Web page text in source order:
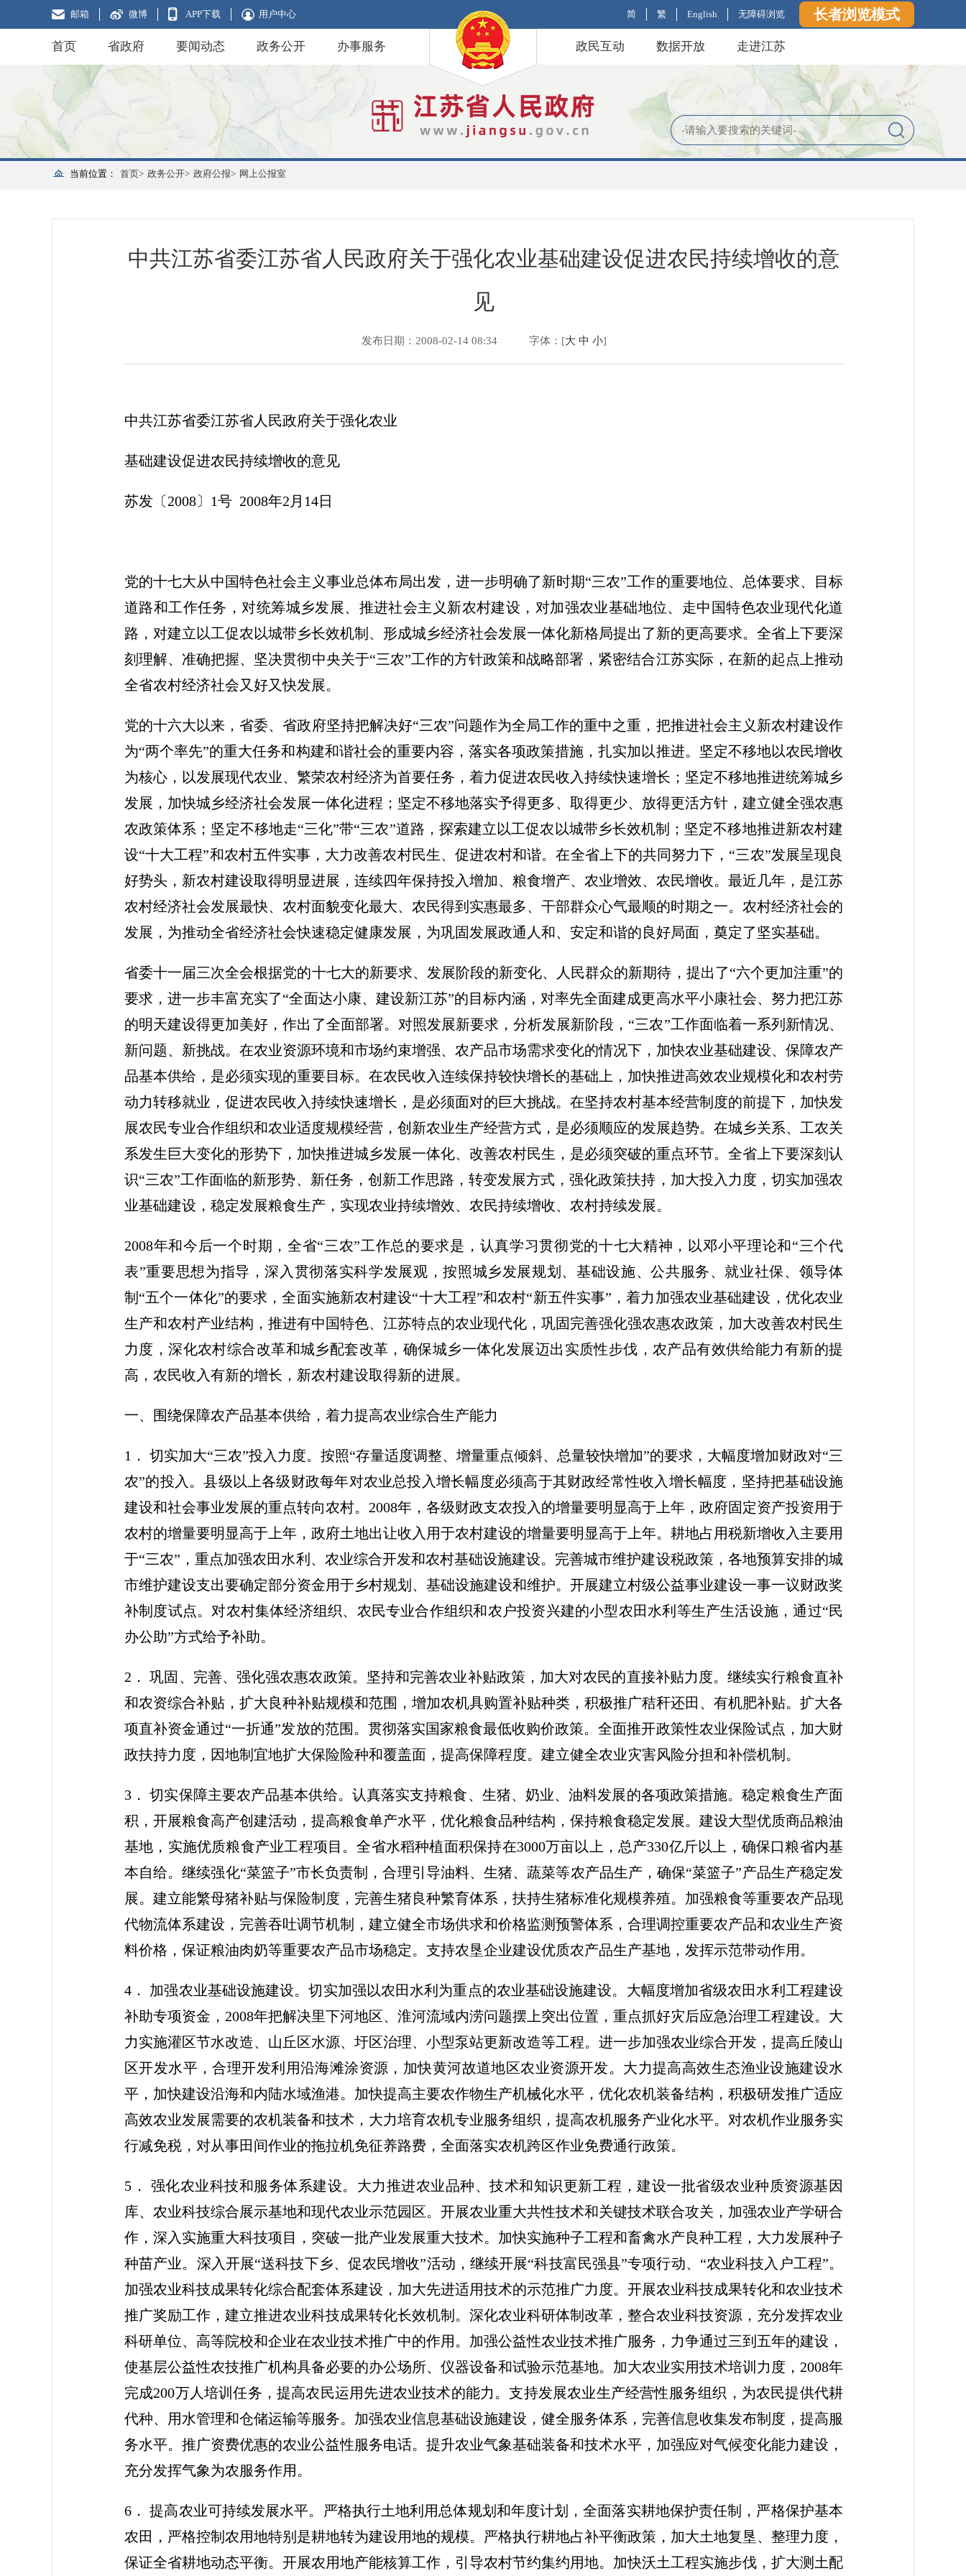
邮箱 微博 APP下载 用户中心 简 繁 English 无障碍浏览 长者浏览模式
首页 省政府 要闻动态 政务公开 办事服务 政民互动 数据开放 走进江苏
当前位置： 首页> 政务公开> 政府公报> 网上公报室
中共江苏省委江苏省人民政府关于强化农业基础建设促进农民持续增收的意
见
发布日期：2008-02-14 08:34 字体：[大 中 小]
中共江苏省委江苏省人民政府关于强化农业
基础建设促进农民持续增收的意见
苏发〔2008〕1号 2008年2月14日
党的十七大从中国特色社会主义事业总体布局出发，进一步明确了新时期“三农”工作的重要地位、总体要求、目标
道路和工作任务，对统筹城乡发展、推进社会主义新农村建设，对加强农业基础地位、走中国特色农业现代化道
路，对建立以工促农以城带乡长效机制、形成城乡经济社会发展一体化新格局提出了新的更高要求。全省上下要深
刻理解、准确把握、坚决贯彻中央关于“三农”工作的方针政策和战略部署，紧密结合江苏实际，在新的起点上推动
全省农村经济社会又好又快发展。
党的十六大以来，省委、省政府坚持把解决好“三农”问题作为全局工作的重中之重，把推进社会主义新农村建设作
为“两个率先”的重大任务和构建和谐社会的重要内容，落实各项政策措施，扎实加以推进。坚定不移地以农民增收
为核心，以发展现代农业、繁荣农村经济为首要任务，着力促进农民收入持续快速增长；坚定不移地推进统筹城乡
发展，加快城乡经济社会发展一体化进程；坚定不移地落实予得更多、取得更少、放得更活方针，建立健全强农惠
农政策体系；坚定不移地走“三化”带“三农”道路，探索建立以工促农以城带乡长效机制；坚定不移地推进新农村建
设“十大工程”和农村五件实事，大力改善农村民生、促进农村和谐。在全省上下的共同努力下，“三农”发展呈现良
好势头，新农村建设取得明显进展，连续四年保持投入增加、粮食增产、农业增效、农民增收。最近几年，是江苏
农村经济社会发展最快、农村面貌变化最大、农民得到实惠最多、干部群众心气最顺的时期之一。农村经济社会的
发展，为推动全省经济社会快速稳定健康发展，为巩固发展政通人和、安定和谐的良好局面，奠定了坚实基础。
省委十一届三次全会根据党的十七大的新要求、发展阶段的新变化、人民群众的新期待，提出了“六个更加注重”的
要求，进一步丰富充实了“全面达小康、建设新江苏”的目标内涵，对率先全面建成更高水平小康社会、努力把江苏
的明天建设得更加美好，作出了全面部署。对照发展新要求，分析发展新阶段，“三农”工作面临着一系列新情况、
新问题、新挑战。在农业资源环境和市场约束增强、农产品市场需求变化的情况下，加快农业基础建设、保障农产
品基本供给，是必须实现的重要目标。在农民收入连续保持较快增长的基础上，加快推进高效农业规模化和农村劳
动力转移就业，促进农民收入持续快速增长，是必须面对的巨大挑战。在坚持农村基本经营制度的前提下，加快发
展农民专业合作组织和农业适度规模经营，创新农业生产经营方式，是必须顺应的发展趋势。在城乡关系、工农关
系发生巨大变化的形势下，加快推进城乡发展一体化、改善农村民生，是必须突破的重点环节。全省上下要深刻认
识“三农”工作面临的新形势、新任务，创新工作思路，转变发展方式，强化政策扶持，加大投入力度，切实加强农
业基础建设，稳定发展粮食生产，实现农业持续增效、农民持续增收、农村持续发展。
2008年和今后一个时期，全省“三农”工作总的要求是，认真学习贯彻党的十七大精神，以邓小平理论和“三个代
表”重要思想为指导，深入贯彻落实科学发展观，按照城乡发展规划、基础设施、公共服务、就业社保、领导体
制“五个一体化”的要求，全面实施新农村建设“十大工程”和农村“新五件实事”，着力加强农业基础建设，优化农业
生产和农村产业结构，推进有中国特色、江苏特点的农业现代化，巩固完善强化强农惠农政策，加大改善农村民生
力度，深化农村综合改革和城乡配套改革，确保城乡一体化发展迈出实质性步伐，农产品有效供给能力有新的提
高，农民收入有新的增长，新农村建设取得新的进展。
一、围绕保障农产品基本供给，着力提高农业综合生产能力
1． 切实加大“三农”投入力度。按照“存量适度调整、增量重点倾斜、总量较快增加”的要求，大幅度增加财政对“三
农”的投入。县级以上各级财政每年对农业总投入增长幅度必须高于其财政经常性收入增长幅度，坚持把基础设施
建设和社会事业发展的重点转向农村。2008年，各级财政支农投入的增量要明显高于上年，政府固定资产投资用于
农村的增量要明显高于上年，政府土地出让收入用于农村建设的增量要明显高于上年。耕地占用税新增收入主要用
于“三农”，重点加强农田水利、农业综合开发和农村基础设施建设。完善城市维护建设税政策，各地预算安排的城
市维护建设支出要确定部分资金用于乡村规划、基础设施建设和维护。开展建立村级公益事业建设一事一议财政奖
补制度试点。对农村集体经济组织、农民专业合作组织和农户投资兴建的小型农田水利等生产生活设施，通过“民
办公助”方式给予补助。
2． 巩固、完善、强化强农惠农政策。坚持和完善农业补贴政策，加大对农民的直接补贴力度。继续实行粮食直补
和农资综合补贴，扩大良种补贴规模和范围，增加农机具购置补贴种类，积极推广秸秆还田、有机肥补贴。扩大各
项直补资金通过“一折通”发放的范围。贯彻落实国家粮食最低收购价政策。全面推开政策性农业保险试点，加大财
政扶持力度，因地制宜地扩大保险险种和覆盖面，提高保障程度。建立健全农业灾害风险分担和补偿机制。
3． 切实保障主要农产品基本供给。认真落实支持粮食、生猪、奶业、油料发展的各项政策措施。稳定粮食生产面
积，开展粮食高产创建活动，提高粮食单产水平，优化粮食品种结构，保持粮食稳定发展。建设大型优质商品粮油
基地，实施优质粮食产业工程项目。全省水稻种植面积保持在3000万亩以上，总产330亿斤以上，确保口粮省内基
本自给。继续强化“菜篮子”市长负责制，合理引导油料、生猪、蔬菜等农产品生产，确保“菜篮子”产品生产稳定发
展。建立能繁母猪补贴与保险制度，完善生猪良种繁育体系，扶持生猪标准化规模养殖。加强粮食等重要农产品现
代物流体系建设，完善吞吐调节机制，建立健全市场供求和价格监测预警体系，合理调控重要农产品和农业生产资
料价格，保证粮油肉奶等重要农产品市场稳定。支持农垦企业建设优质农产品生产基地，发挥示范带动作用。
4． 加强农业基础设施建设。切实加强以农田水利为重点的农业基础设施建设。大幅度增加省级农田水利工程建设
补助专项资金，2008年把解决里下河地区、淮河流域内涝问题摆上突出位置，重点抓好灾后应急治理工程建设。大
力实施灌区节水改造、山丘区水源、圩区治理、小型泵站更新改造等工程。进一步加强农业综合开发，提高丘陵山
区开发水平，合理开发利用沿海滩涂资源，加快黄河故道地区农业资源开发。大力提高高效生态渔业设施建设水
平，加快建设沿海和内陆水域渔港。加快提高主要农作物生产机械化水平，优化农机装备结构，积极研发推广适应
高效农业发展需要的农机装备和技术，大力培育农机专业服务组织，提高农机服务产业化水平。对农机作业服务实
行减免税，对从事田间作业的拖拉机免征养路费，全面落实农机跨区作业免费通行政策。
5． 强化农业科技和服务体系建设。大力推进农业品种、技术和知识更新工程，建设一批省级农业种质资源基因
库、农业科技综合展示基地和现代农业示范园区。开展农业重大共性技术和关键技术联合攻关，加强农业产学研合
作，深入实施重大科技项目，突破一批产业发展重大技术。加快实施种子工程和畜禽水产良种工程，大力发展种子
种苗产业。深入开展“送科技下乡、促农民增收”活动，继续开展“科技富民强县”专项行动、“农业科技入户工程”。
加强农业科技成果转化综合配套体系建设，加大先进适用技术的示范推广力度。开展农业科技成果转化和农业技术
推广奖励工作，建立推进农业科技成果转化长效机制。深化农业科研体制改革，整合农业科技资源，充分发挥农业
科研单位、高等院校和企业在农业技术推广中的作用。加强公益性农业技术推广服务，力争通过三到五年的建设，
使基层公益性农技推广机构具备必要的办公场所、仪器设备和试验示范基地。加大农业实用技术培训力度，2008年
完成200万人培训任务，提高农民运用先进农业技术的能力。支持发展农业生产经营性服务组织，为农民提供代耕
代种、用水管理和仓储运输等服务。加强农业信息基础设施建设，健全服务体系，完善信息收集发布制度，提高服
务水平。推广资费优惠的农业公益性服务电话。提升农业气象基础装备和技术水平，加强应对气候变化能力建设，
充分发挥气象为农服务作用。
6． 提高农业可持续发展水平。严格执行土地利用总体规划和年度计划，全面落实耕地保护责任制，严格保护基本
农田，严格控制农用地特别是耕地转为建设用地的规模。严格执行耕地占补平衡政策，加大土地复垦、整理力度，
保证全省耕地动态平衡。开展农用地产能核算工作，引导农村节约集约用地。加快沃土工程实施步伐，扩大测土配